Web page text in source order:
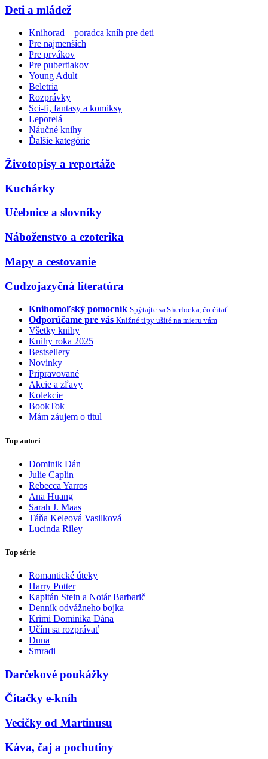
Deti a mládež
Knihorad – poradca kníh pre deti
Pre najmenších
Pre prvákov
Pre pubertiakov
Young Adult
Beletria
Rozprávky
Sci-fi, fantasy a komiksy
Leporelá
Náučné knihy
Ďalšie kategórie
Životopisy a reportáže
Kuchárky
Učebnice a slovníky
Náboženstvo a ezoterika
Mapy a cestovanie
Cudzojazyčná literatúra
Knihomoľský pomocník Spýtajte sa Sherlocka, čo čítať
Odporúčame pre vás Knižné tipy ušité na mieru vám
Všetky knihy
Knihy roka 2025
Bestsellery
Novinky
Pripravované
Akcie a zľavy
Kolekcie
BookTok
Mám záujem o titul
Top autori
Dominik Dán
Julie Caplin
Rebecca Yarros
Ana Huang
Sarah J. Maas
Táňa Keleová Vasilková
Lucinda Riley
Top série
Romantické úteky
Harry Potter
Kapitán Stein a Notár Barbarič
Denník odvážneho bojka
Krimi Dominika Dána
Učím sa rozprávať
Duna
Smradi
Darčekové poukážky
Čítačky e-kníh
Vecičky od Martinusu
Káva, čaj a pochutiny